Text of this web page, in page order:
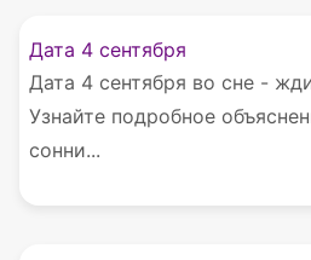
Дата 4 сентября
Дата 4 сентября во сне -
Узнайте подробное
сонни...